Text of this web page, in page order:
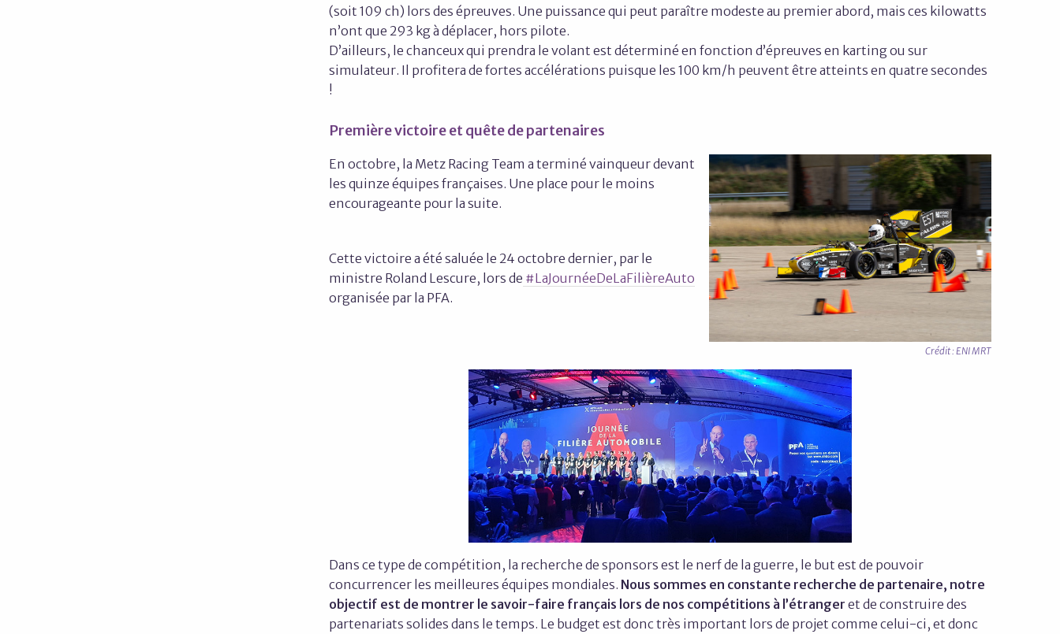
(soit 109 ch) lors des épreuves. Une puissance qui peut paraître modeste au premier abord, mais ces kilowatts
n’ont que 293 kg à déplacer, hors pilote.
D’ailleurs, le chanceux qui prendra le volant est déterminé en fonction d’épreuves en karting ou sur
simulateur. Il profitera de fortes accélérations puisque les 100 km/h peuvent être atteints en quatre secondes
!
Première victoire et quête de partenaires
Crédit : ENI MRT
En octobre, la Metz Racing Team a terminé vainqueur devant
les quinze équipes françaises. Une place pour le moins
encourageante pour la suite.
Cette victoire a été saluée le 24 octobre dernier, par le
ministre Roland Lescure, lors de #LaJournéeDeLaFilièreAuto
organisée par la PFA.
Dans ce type de compétition, la recherche de sponsors est le nerf de la guerre, le but est de pouvoir
concurrencer les meilleures équipes mondiales. Nous sommes en constante recherche de partenaire, notre
objectif est de montrer le savoir-faire français lors de nos compétitions à l’étranger et de construire des
partenariats solides dans le temps. Le budget est donc très important lors de projet comme celui-ci, et donc